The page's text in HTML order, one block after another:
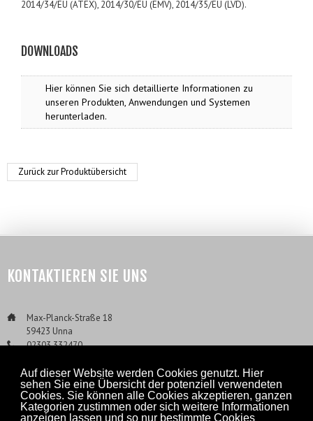
Auf dieser Website werden Cookies genutzt. Hier
sehen Sie eine Übersicht der potenziell verwendeten
Cookies. Sie können alle Cookies akzeptieren, ganzen
Kategorien zustimmen oder sich weitere Informationen
anzeigen lassen und so nur bestimmte Cookies
2 rote LEDs zur Alarmanzeige (Alarmschwellen 1
Transmitterstörung
Benutzerschnittstelle:
Menügeführtes System über Display und Taster
Vollständig am Gerät ohne Hilfsmittel konfigurierbar
Passwort-geschützt
2 frei einstellbare Alarmschwellen
Relais, potentialfrei:
Hupe (Gesamtschaltstrom: max. 10 A, ohmsch)
Nullpunkt- und Empfindlichkeitsjustage des
Messkanals
Alarmverriegelung im Wartungsmodus
2 Digitaleingänge, potentialfrei
Analogausgang 4…20 mA (nur ET-1DA)
2014/34/EU (ATEX), 2014/30/EU (EMV), 2014/35/EU (LVD).
DOWNLOADS
Hier können Sie sich detaillierte Informationen zu
unseren Produkten, Anwendungen und Systemen
herunterladen.
Zurück zur Produktübersicht
KONTAKTIEREN SIE UNS
Max-Planck-Straße 18
59423 Unna
___02303 332470
___Info@ExTox.de